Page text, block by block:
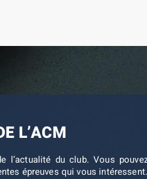
L’ACM
l’actualité du club. Vous
épreuves qui vous intéressent.